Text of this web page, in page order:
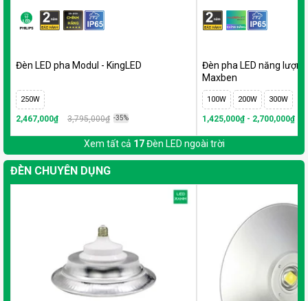
Đèn LED pha Modul - KingLED
250W
2,467,000₫ 3,795,000₫ -35%
Đèn pha LED năng
Maxben
100W 200W 300W
1,425,000₫ - 2,700,000₫
Xem tất cả 17Đèn LED ngoài trời
ĐÈN CHUYÊN DỤNG